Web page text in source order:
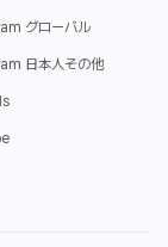
グローバル
日本人その他